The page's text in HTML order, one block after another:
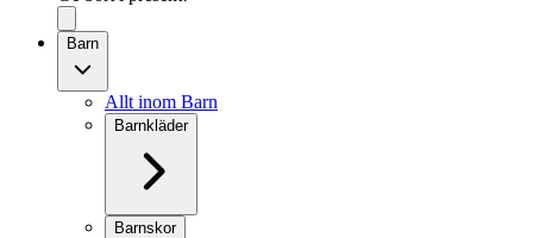
Barn
Allt inom Barn
Barnkläder
Barnskor